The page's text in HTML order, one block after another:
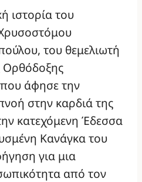
ιστορία του
του θεμελιωτή
Ορθόδοξης
άφησε την
στην καρδιά της
κατεχόμενη Έδεσσα
Κανάγκα του
για μια
από τον